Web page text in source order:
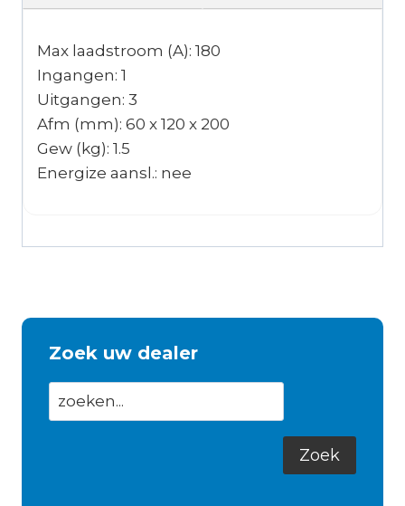
Max laadstroom (A): 180
Ingangen: 1
Uitgangen: 3
Afm (mm): 60 x 120 x 200
Gew (kg): 1.5
Energize aansl.: nee
Zoek uw dealer